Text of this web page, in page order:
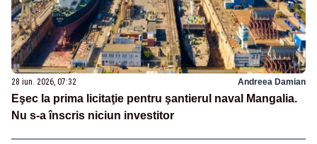
28 iun. 2026, 07:32 Andreea Damian
Eşec la prima licitaţie pentru şantierul naval Mangalia.
Nu s-a înscris niciun investitor